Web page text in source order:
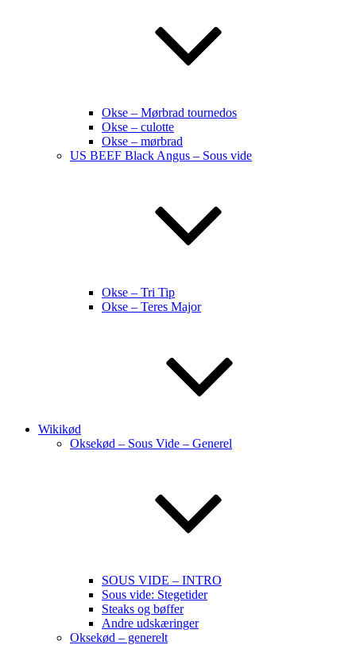
Okse – Mørbrad tournedos
Okse – culotte
Okse – mørbrad
US BEEF Black Angus – Sous vide
Okse – Tri Tip
Okse – Teres Major
Wikikød
Oksekød – Sous Vide – Generel
SOUS VIDE – INTRO
Sous vide: Stegetider
Steaks og bøffer
Andre udskæringer
Oksekød – generelt